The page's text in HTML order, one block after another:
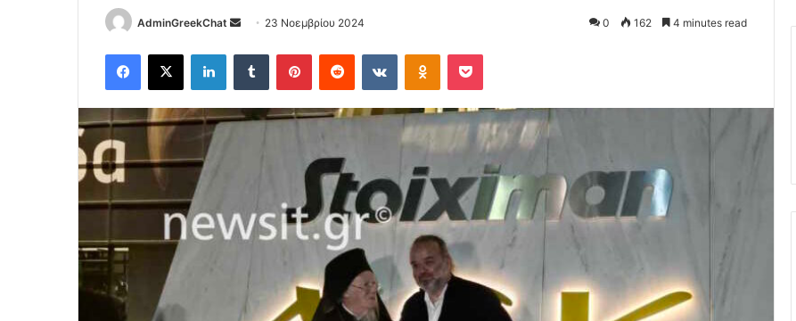
AdminGreekChat
Send
email
23 Νοεμβρίου 2024 0 162 4 minutes read
Facebook
X LinkedInTumblr PinterestReddit VKontakteOdnoklassniki
Pocket